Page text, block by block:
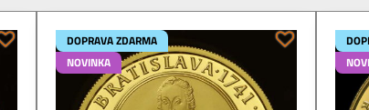
DOPRAVA ZDARMA
NOVINKA